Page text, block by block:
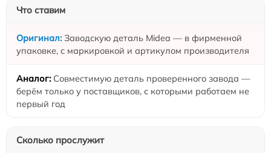
Что ставим
Заводскую деталь Midea — в фирменной
упаковке, с маркировкой и артикулом производителя
Совместимую деталь проверенного завода —
берём только у поставщиков, с которыми работаем не
первый год
Сколько прослужит